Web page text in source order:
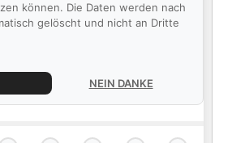
können. Die Daten werden nach
gelöscht und nicht an Dritte
NEIN DANKE